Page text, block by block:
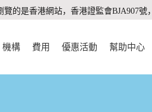
覽的是香港網站，香港證監會BJA907號
機構 費用 優惠活動 幫助中心